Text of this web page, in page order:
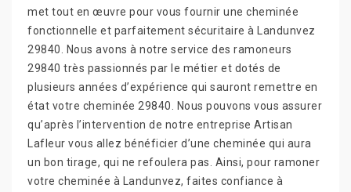
met tout en œuvre pour vous fournir une cheminée
fonctionnelle et parfaitement sécuritaire à Landunvez
29840. Nous avons à notre service des ramoneurs
29840 très passionnés par le métier et dotés de
plusieurs années d’expérience qui sauront remettre en
état votre cheminée 29840. Nous pouvons vous assurer
qu’après l’intervention de notre entreprise Artisan
Lafleur vous allez bénéficier d’une cheminée qui aura
un bon tirage, qui ne refoulera pas. Ainsi, pour ramoner
votre cheminée à Landunvez, faites confiance à